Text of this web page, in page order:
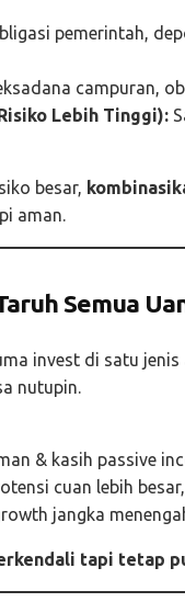
pemerintah,
campuran,
Lebih Tinggi):
besar,
aman.
Semua
invest di satu
nutupin.
& kasih passive
cuan lebih
jangka
tapi tetap